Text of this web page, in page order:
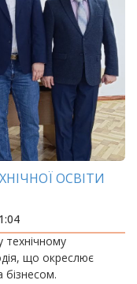
ОСВІТИ
технічному
що окреслює
бізнесом.